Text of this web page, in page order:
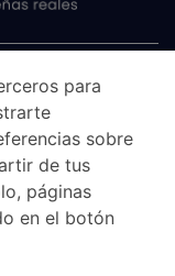
para
sobre
de tus
páginas
en el botón